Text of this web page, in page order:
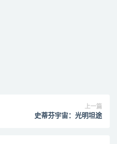
上一篇
史蒂芬宇宙：光明坦途